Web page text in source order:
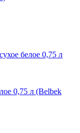
0,75 л (Belbek